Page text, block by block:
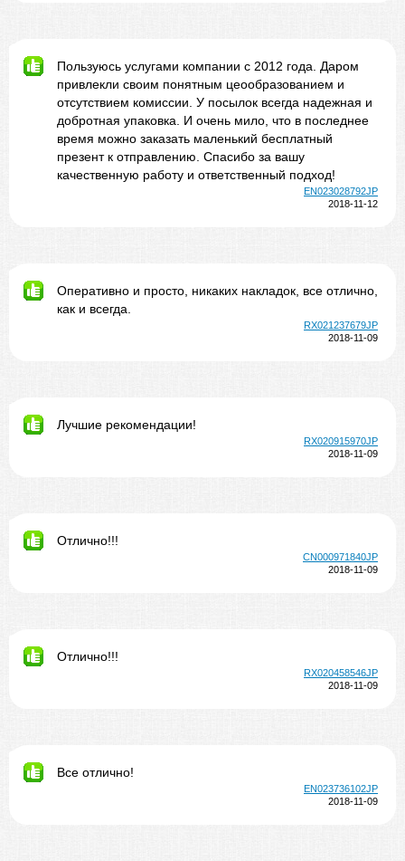
Пользуюсь услугами компании с 2012 года. Даром
привлекли своим понятным цеообразованием и
отсутствием комиссии. У посылок всегда надежная и
добротная упаковка. И очень мило, что в последнее
время можно заказать маленький бесплатный
презент к отправлению. Спасибо за вашу
качественную работу и ответственный подход!
EN023028792JP
2018-11-12
Оперативно и просто, никаких накладок, все отлично,
как и всегда.
RX021237679JP
2018-11-09
Лучшие рекомендации!
RX020915970JP
2018-11-09
Отлично!!!
CN000971840JP
2018-11-09
Отлично!!!
RX020458546JP
2018-11-09
Все отлично!
EN023736102JP
2018-11-09